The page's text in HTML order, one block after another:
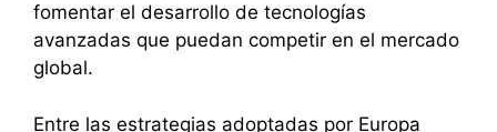
fomentar el desarrollo de tecnologías
avanzadas que puedan competir en el mercado
global.
Entre las estrategias adoptadas por Europa